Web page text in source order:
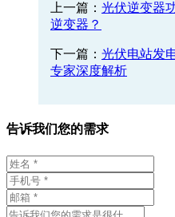
上一篇： 光伏逆变器
逆变器？
下一篇： 光伏电站发
专家深度解析
告诉我们您的需求